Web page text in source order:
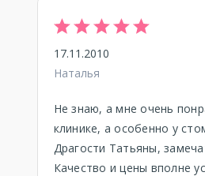
17.11.2010
Наталья
Не знаю, а мне очень
клинике, а особенно у
Драгости Татьяны,
Качество и цены вполне